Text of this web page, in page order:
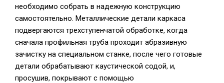
необходимо собрать в надежную конструкцию
самостоятельно. Металлические детали каркаса
подвергаются трехступенчатой обработке, когда
сначала профильная труба проходит абразивную
зачистку на специальном станке, после чего готовые
детали обрабатывают каустической содой, и,
просушив, покрывают с помощью